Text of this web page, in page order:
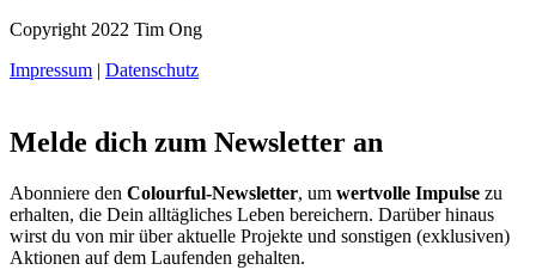
Copyright 2022 Tim Ong
Impressum | Datenschutz
Melde dich zum Newsletter an
Abonniere den Colourful-Newsletter, um wertvolle Impulse zu
erhalten, die Dein alltägliches Leben bereichern. Darüber hinaus
wirst du von mir über aktuelle Projekte und sonstigen (exklusiven)
Aktionen auf dem Laufenden gehalten.